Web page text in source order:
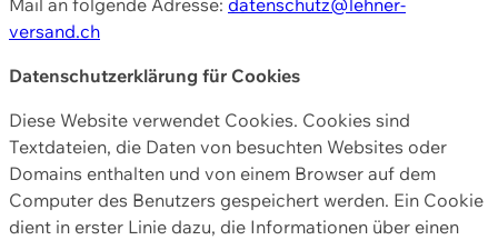
versand.ch
Datenschutzerklärung für Cookies
Diese Website verwendet Cookies. Cookies sind
Textdateien, die Daten von besuchten Websites oder
Domains enthalten und von einem Browser auf dem
Computer des Benutzers gespeichert werden. Ein Cookie
dient in erster Linie dazu, die Informationen über einen